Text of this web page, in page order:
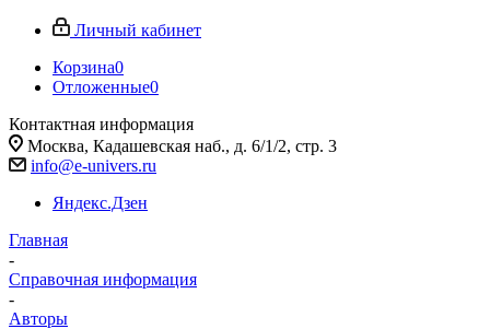
Личный кабинет
Корзина0
Отложенные0
Контактная информация
Москва, Кадашевская наб., д. 6/1/2, стр. 3
info@e-univers.ru
Яндекс.Дзен
Главная
-
Справочная информация
-
Авторы